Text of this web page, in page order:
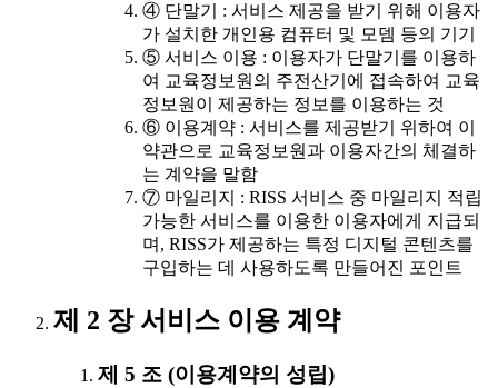
④ 단말기 : 서비스 제공을 받기 위해 이용자
가 설치한 개인용 컴퓨터 및 모뎀 등의 기기
⑤ 서비스 이용 : 이용자가 단말기를 이용하
여 교육정보원의 주전산기에 접속하여 교육
정보원이 제공하는 정보를 이용하는 것
⑥ 이용계약 : 서비스를 제공받기 위하여 이
약관으로 교육정보원과 이용자간의 체결하
는 계약을 말함
⑦ 마일리지 : RISS 서비스 중 마일리지 적립
가능한 서비스를 이용한 이용자에게 지급되
며, RISS가 제공하는 특정 디지털 콘텐츠를
구입하는 데 사용하도록 만들어진 포인트
제 2 장 서비스 이용 계약
제 5 조 (이용계약의 성립)